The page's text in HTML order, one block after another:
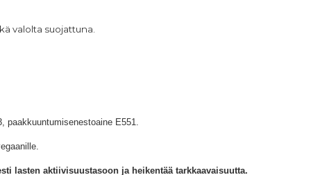
valolta suojattuna.
paakkuuntumisenestoaine E551.
lasten aktiivisuustasoon ja heikentää tarkkaavaisuutta.